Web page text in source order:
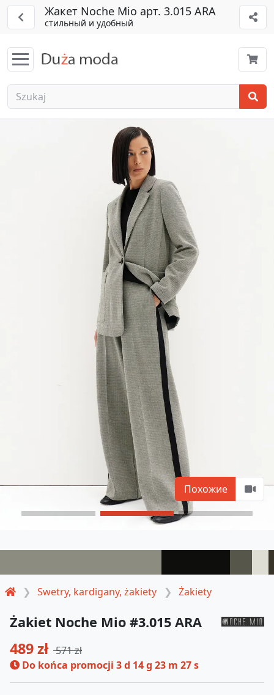
Жакет Noche Mio арт. 3.015 ARA
стильный и удобный
Swetry, kardigany, żakiety Żakiety
Похожие
Żakiet Noche Mio #3.015 ARA
489 zł 571 zł
Do końca promocji 3 d 14 g 23 m 27 s